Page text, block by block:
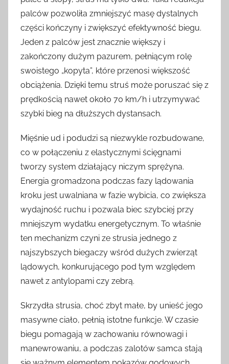
palców pozwoliła zmniejszyć masę dystalnych
części kończyny i zwiększyć efektywność biegu.
Jeden z palców jest znacznie większy i
zakończony dużym pazurem, pełniącym rolę
swoistego „kopyta”, które przenosi większość
obciążenia. Dzięki temu struś może poruszać się z
prędkością nawet około 70 km/h i utrzymywać
szybki bieg na dłuższych dystansach.
Mięśnie ud i podudzi są niezwykle rozbudowane,
co w połączeniu z elastycznymi ścięgnami
tworzy system działający niczym sprężyna.
Energia gromadzona podczas fazy lądowania
kroku jest uwalniana w fazie wybicia, co zwiększa
wydajność ruchu i pozwala biec szybciej przy
mniejszym wydatku energetycznym. To właśnie
ten mechanizm czyni ze strusia jednego z
najszybszych biegaczy wśród dużych zwierząt
lądowych, konkurującego pod tym względem
nawet z antylopami czy zebrą.
Skrzydła strusia, choć zbyt małe, by unieść jego
masywne ciało, pełnią istotne funkcje. W czasie
biegu pomagają w zachowaniu równowagi i
manewrowaniu, a podczas zalotów samca stają